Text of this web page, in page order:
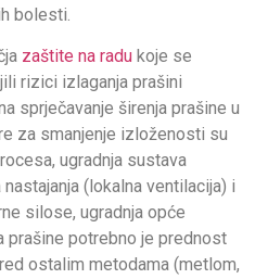
bolesti.
zaštite na radu koje se
rizici izlaganja prašini
sprječavanje širenja prašine u
za smanjenje izloženosti su
ugradnja sustava
(lokalna ventilacija) i
silose, ugradnja opće
prašine potrebno je prednost
ostalim metodama (metlom,